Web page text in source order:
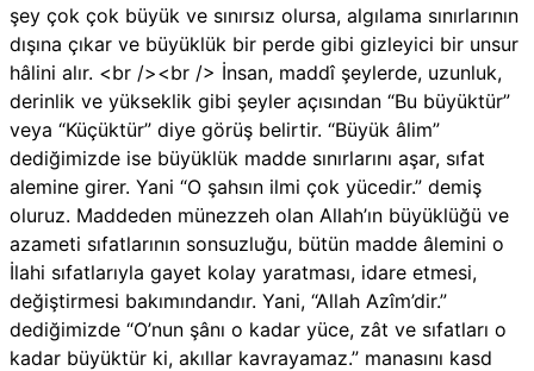
şey çok çok büyük ve sınırsız olursa, algılama sınırlarının
dışına çıkar ve büyüklük bir perde gibi gizleyici bir unsur
hâlini alır. <br /><br /> İnsan, maddî şeylerde, uzunluk,
derinlik ve yükseklik gibi şeyler açısından “Bu büyüktür”
veya “Küçüktür” diye görüş belirtir. “Büyük âlim”
dediğimizde ise büyüklük madde sınırlarını aşar, sıfat
alemine girer. Yani “O şahsın ilmi çok yücedir.” demiş
oluruz. Maddeden münezzeh olan Allah’ın büyüklüğü ve
azameti sıfatlarının sonsuzluğu, bütün madde âlemini o
İlahi sıfatlarıyla gayet kolay yaratması, idare etmesi,
değiştirmesi bakımındandır. Yani, “Allah Azîm’dir.”
dediğimizde “O’nun şânı o kadar yüce, zât ve sıfatları o
kadar büyüktür ki, akıllar kavrayamaz.” manasını kasd